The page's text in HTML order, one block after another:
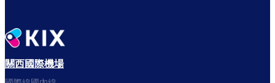
關西國際機場